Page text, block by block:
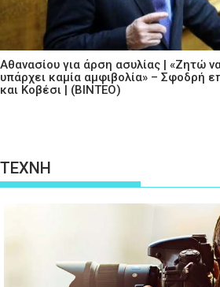
Αθανασίου για άρση ασυλίας | «Ζητώ
υπάρχει καμία αμφιβολία» – Σφοδρή
και Κοβέσι | (ΒΙΝΤΕΟ)
ΤΕΧΝΗ